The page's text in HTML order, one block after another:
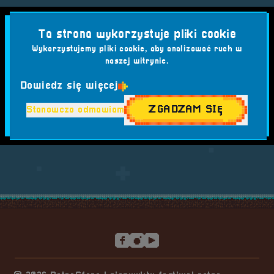
Pracujemy nad tym
Wpisz szukaną frazę i zatwierdź przyciskiem
SZUKAJ
Ta strona wykorzystuje pliki cookie
Wykorzystujemy pliki cookie, aby analizować ruch w
naszej witrynie.
Dowiedz się więcej
Stanowczo odmawiam ZGADZAM SIĘ